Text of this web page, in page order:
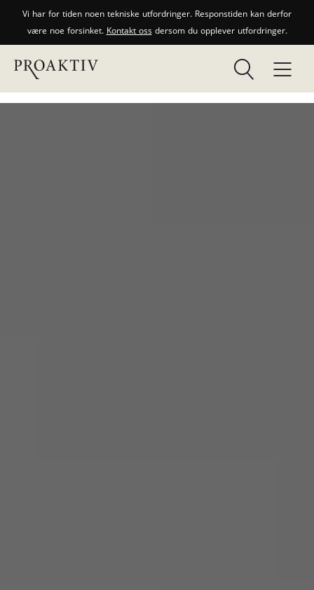
Vi har for tiden noen tekniske utfordringer. Responstiden kan derfor
være noe forsinket. Kontakt ossdersom du opplever utfordringer.